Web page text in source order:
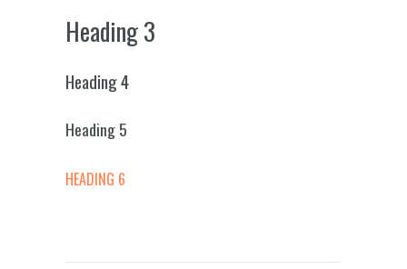
Heading 3
Heading 4
Heading 5
HEADING 6